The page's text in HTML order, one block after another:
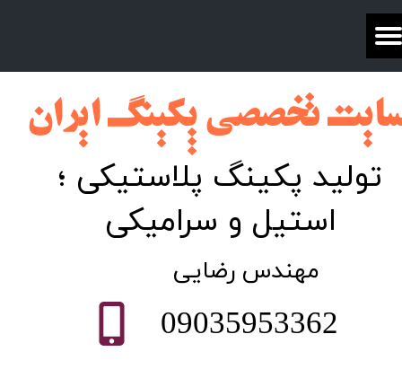
تخصصی پکینگ ایران​​​​​​​​​​​​
تولید پکینگ پلاستیکی ؛
استیل و سرامیکی
​مهندس رضایی
09035953362